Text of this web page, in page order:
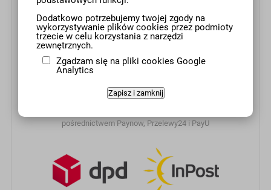
Dodatkowo potrzebujemy twojej zgody na
wykorzystywanie plików cookies przez podmioty
trzecie w celu korzystania z narzędzi
zewnętrznych.
Zgadzam się na pliki cookies Google
Analytics
Zapisz i zamknij
pośrednictwem Paynow, Przelewy24 i PayU